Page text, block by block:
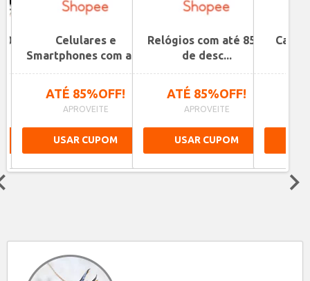
na
Celulares e
Smartphones com at...
ATÉ 85%OFF!
APROVEITE
USAR CUPOM
Relógios com até 85%
de desc...
ATÉ 85%OFF!
APROVEITE
USAR CUPOM